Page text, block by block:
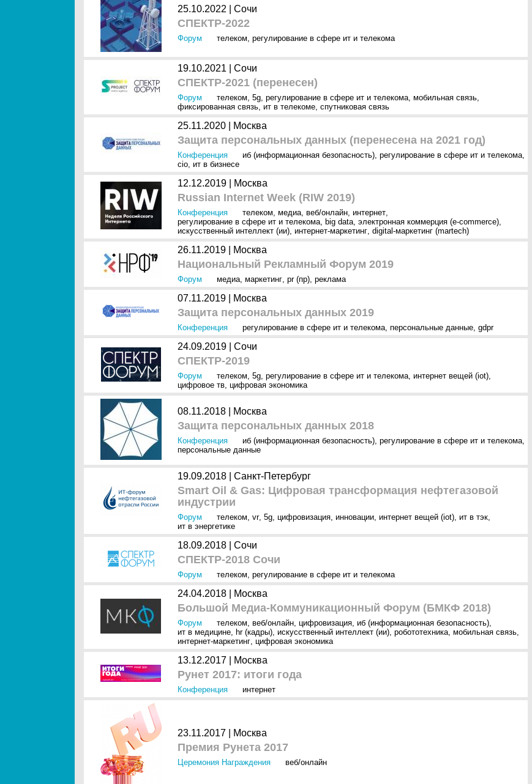
25.10.2022 | Сочи
СПЕКТР-2022
Форум телеком, регулирование в сфере ит и телекома
19.10.2021 | Сочи
СПЕКТР-2021 (перенесен)
Форум телеком, 5g, регулирование в сфере ит и телекома, мобильная связь,
фиксированная связь, ит в телекоме, спутниковая связь
25.11.2020 | Москва
Защита персональных данных (перенесена на 2021 год)
Конференция иб (информационная безопасность), регулирование в сфере ит и телекома,
cio, ит в бизнесе
12.12.2019 | Москва
Russian Internet Week (RIW 2019)
Конференция телеком, медиа, веб/онлайн, интернет,
регулирование в сфере ит и телекома, big data, электронная коммерция (e-commerce),
искусственный интеллект (ии), интернет-маркетинг, digital-маркетинг (martech)
26.11.2019 | Москва
Национальный Рекламный Форум 2019
Форум медиа, маркетинг, pr (пр), реклама
07.11.2019 | Москва
Защита персональных данных 2019
Конференция регулирование в сфере ит и телекома, персональные данные, gdpr
24.09.2019 | Сочи
СПЕКТР-2019
Форум телеком, 5g, регулирование в сфере ит и телекома, интернет вещей (iot),
цифровое тв, цифровая экономика
08.11.2018 | Москва
Защита персональных данных 2018
Конференция иб (информационная безопасность), регулирование в сфере ит и телекома,
персональные данные
19.09.2018 | Санкт-Петербург
Smart Oil & Gas: Цифровая трансформация нефтегазовой
индустрии
Форум телеком, vr, 5g, цифровизация, инновации, интернет вещей (iot), ит в тэк,
ит в энергетике
18.09.2018 | Сочи
СПЕКТР-2018 Сочи
Форум телеком, регулирование в сфере ит и телекома
24.04.2018 | Москва
Большой Медиа-Коммуникационный Форум (БМКФ 2018)
Форум телеком, веб/онлайн, цифровизация, иб (информационная безопасность),
ит в медицине, hr (кадры), искусственный интеллект (ии), робототехника, мобильная связь,
интернет-маркетинг, цифровая экономика
13.12.2017 | Москва
Рунет 2017: итоги года
Конференция интернет
23.11.2017 | Москва
Премия Рунета 2017
Церемония Награждения веб/онлайн